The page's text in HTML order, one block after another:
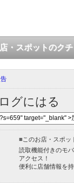
・スポットのク
グにはる
■ このお店・スポ
読取機能付きのモ
アクセス！
便利に店舗情報を